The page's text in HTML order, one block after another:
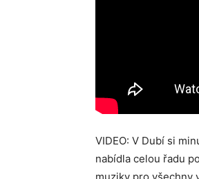
VIDEO: V Dubí si
nabídla celou řadu
muziky pro všechny